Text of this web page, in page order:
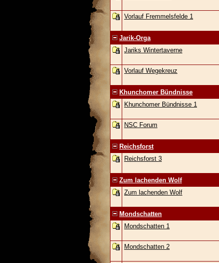
Vorlauf Fremmelsfelde 1
Jarik-Orga
Jariks Wintertaverne
Vorlauf Wegekreuz
Khunchomer Bündnisse
Khunchomer Bündnisse 1
NSC Forum
Reichsforst
Reichsforst 3
Zum lachenden Wolf
Zum lachenden Wolf
Mondschatten
Mondschatten 1
Mondschatten 2